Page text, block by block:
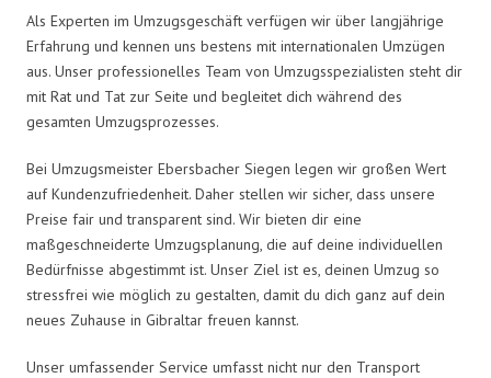
Als Experten im Umzugsgeschäft verfügen wir über langjährige
Erfahrung und kennen uns bestens mit internationalen Umzügen
aus. Unser professionelles Team von Umzugsspezialisten steht dir
mit Rat und Tat zur Seite und begleitet dich während des
gesamten Umzugsprozesses.
Bei Umzugsmeister Ebersbacher Siegen legen wir großen Wert
auf Kundenzufriedenheit. Daher stellen wir sicher, dass unsere
Preise fair und transparent sind. Wir bieten dir eine
maßgeschneiderte Umzugsplanung, die auf deine individuellen
Bedürfnisse abgestimmt ist. Unser Ziel ist es, deinen Umzug so
stressfrei wie möglich zu gestalten, damit du dich ganz auf dein
neues Zuhause in Gibraltar freuen kannst.
Unser umfassender Service umfasst nicht nur den Transport